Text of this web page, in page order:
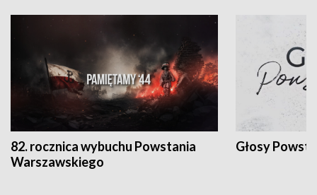
82. rocznica wybuchu Powstania
Warszawskiego
Głosy